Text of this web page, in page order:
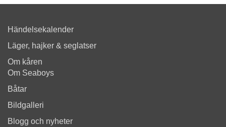
Händelsekalender
Läger, hajker & seglatser
Om kåren
Om Seaboys
Båtar
Bildgalleri
Blogg och nyheter